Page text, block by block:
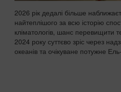
2026 рік дедалі більше
найтеплішого за всю історію
кліматологів, шанс перевищити
2024 року суттєво зріс через
океанів та очікуване потужне